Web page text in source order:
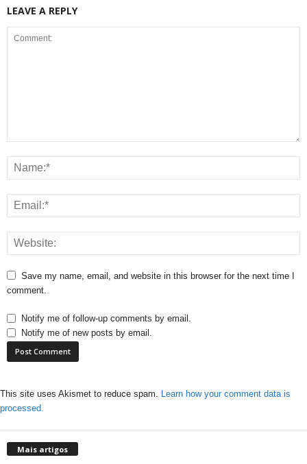
LEAVE A REPLY
Save my name, email, and website in this browser for the next time I
comment.
Notify me of follow-up comments by email.
Notify me of new posts by email.
This site uses Akismet to reduce spam. Learn how your comment data is
processed.
Mais artigos